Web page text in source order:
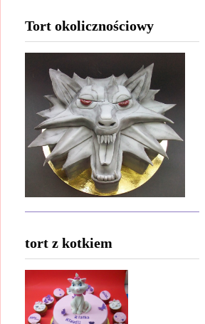
Tort okolicznościowy
tort z kotkiem